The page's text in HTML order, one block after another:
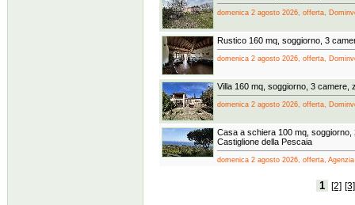
domenica 2 agosto 2026, offerta,
Rustico 160 mq, soggiorno, 3
domenica 2 agosto 2026, offerta,
Villa 160 mq, soggiorno, 3 camere,
domenica 2 agosto 2026, offerta,
Casa a schiera 100 mq, soggiorno,
Castiglione della Pescaia
domenica 2 agosto 2026, offerta,
1 [2] [3]